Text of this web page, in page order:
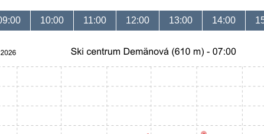
10:00 11:00 12:00 13:00 14:00